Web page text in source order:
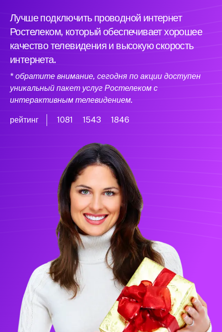
Лучше подключить проводной интернет
Ростелеком, который обеспечивает хорошее
качество телевидения и высокую скорость
интернета.
* обратите внимание, сегодня по акции доступен
уникальный пакет услуг Ростелеком с
интерактивным телевидением.
рейтинг 1081 1543 1846